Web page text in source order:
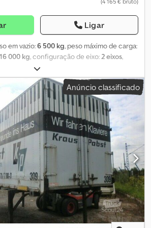
Ligar
em vazio:6 500 kg, peso máximo de carga:
16 000 kg, configuração de eixo:2 eixos,
, comprimento do espaço de carga:
espaço de carga:2 450 mm, altura do
, volume do espaço de carga:55 m³,
2 500 mm , largura total:4 000 mm, suspensão:
215/75R17.5, cor:vermelho, quilometragem:
outro , cabina do condutor: outro,
do veículo: Bovenden, 2 eixos,
pneumática, ABS (Sistema
função de elevação e descida, pneus
Abzoha Carroceria: Plataforma elevatória
de elevação de aprox. 1000 kg, piso
As informações sobre acessórios são
Sujeito a alterações, venda prévia e
Anúncio classificado